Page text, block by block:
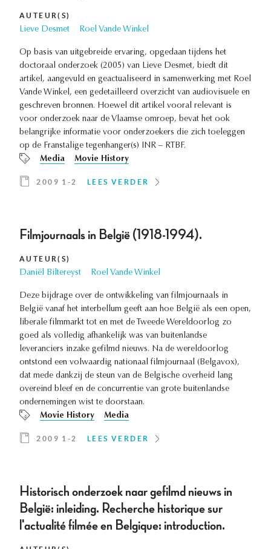
AUTEUR(S)
Lieve Desmet Roel Vande Winkel
Op basis van uitgebreide ervaring, opgedaan tijdens het
doctoraal onderzoek (2005) van Lieve Desmet, biedt dit
artikel, aangevuld en geactualiseerd in samenwerking met Roel
Vande Winkel, een gedetailleerd overzicht van audiovisuele en
geschreven bronnen. Hoewel dit artikel vooral relevant is
voor onderzoek naar de Vlaamse omroep, bevat het ook
belangrijke informatie voor onderzoekers die zich toeleggen
op de Franstalige tegenhanger(s) INR – RTBF.
Media
Movie History
2009 1-2 LEES VERDER
Filmjournaals in België (1918-1994).
AUTEUR(S)
Daniël Biltereyst Roel Vande Winkel
Deze bijdrage over de ontwikkeling van filmjournaals in
België vanaf het interbellum geeft aan hoe België als een open,
liberale filmmarkt tot en met de Tweede Wereldoorlog zo
goed als volledig afhankelijk was van buitenlandse
leveranciers inzake gefilmd nieuws. Na de wereldoorlog
ontstond een volwaardig nationaal filmjournaal (Belgavox),
dat mede dankzij de steun van de Belgische overheid lang
overeind bleef en de concurrentie van grote buitenlandse
ondernemingen wist te doorstaan.
Movie History
Media
2009 1-2 LEES VERDER
Historisch onderzoek naar gefilmd nieuws in
België: inleiding. Recherche historique sur
l'actualité filmée en Belgique: introduction.